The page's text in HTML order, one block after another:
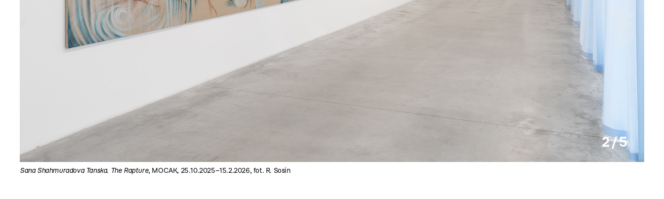
Sana Shahmuradova Tanska. The Rapture, MOCAK, 25.10.2025–15.2.2026, fot. R. Sosin
2 / 5